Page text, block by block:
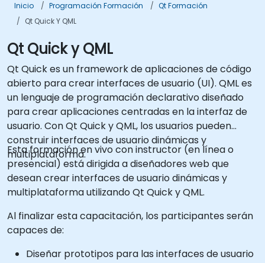
Inicio Programación Formación
Qt Formación
Qt Quick Y QML
Qt Quick y QML
Qt Quick es un framework de aplicaciones de código
abierto para crear interfaces de usuario (UI). QML es
un lenguaje de programación declarativo diseñado
para crear aplicaciones centradas en la interfaz de
usuario. Con Qt Quick y QML, los usuarios pueden
construir interfaces de usuario dinámicas y
multiplataforma.
Esta formación en vivo con instructor (en línea o
presencial) está dirigida a diseñadores web que
desean crear interfaces de usuario dinámicas y
multiplataforma utilizando Qt Quick y QML.
Al finalizar esta capacitación, los participantes serán
capaces de:
Diseñar prototipos para las interfaces de usuario